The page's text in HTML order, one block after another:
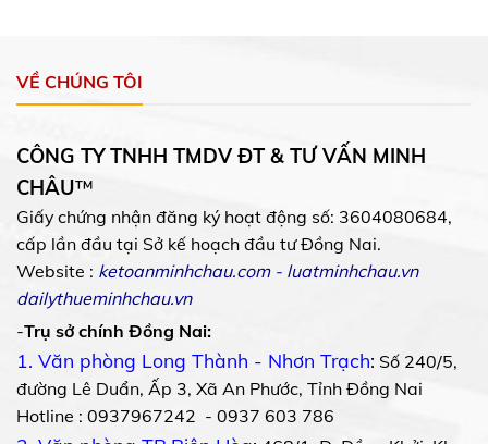
VỀ CHÚNG TÔI
CÔNG TY TNHH TMDV ĐT & TƯ VẤN MINH
CHÂU™
Giấy chứng nhận đăng ký hoạt động số: 3604080684,
cấp lần đầu tại Sở kế hoạch đầu tư Đồng Nai.
Website : ketoanminhchau.com- luatminhchau.vn
dailythueminhchau.vn
-Trụ sở chính Đồng Nai:
1. Văn phòng Long Thành - Nhơn Trạch: Số 240/5,
đường Lê Duẩn, Ấp 3, Xã An Phước, Tỉnh Đồng Nai
Hotline : 0937967242 - 0937 603 786